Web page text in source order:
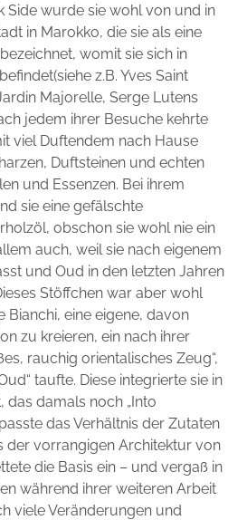
Side wurde sie wohl von und in
in Marokko, die sie als eine
womit sie sich in
z.B. Yves Saint
Majorelle, Serge Lutens
jedem ihrer Besuche kehrte
viel Duftendem nach Hause
Duftsteinen und echten
und Essenzen. Bei ihrem
sie eine gefälschte
obschon sie wohl nie ein
auch, weil sie nach eigenem
und Oud in den letzten Jahren
Stöffchen war aber wohl
Bianchi, eine eigene, davon
zu kreieren, ein nach ihrer
rauchig orientalisches Zeug“,
taufte. Diese integrierte sie in
das damals noch „Into
das Verhältnis der Zutaten
der vorrangigen Architektur von
die Basis ein – und vergaß in
während ihrer weiteren Arbeit
viele Veränderungen und